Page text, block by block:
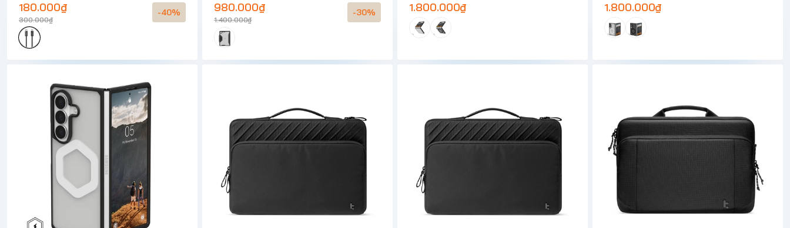
180.000₫
300.000₫
-40% 980.000₫
1.400.000₫
-30% 1.800.000₫ 1.800.000₫